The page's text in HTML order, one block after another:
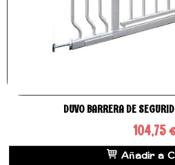
DUVO BARRERA DE
104,75 €
Añadir a